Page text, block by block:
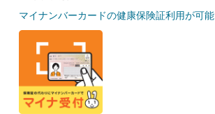
マイナンバーカードの健康保険証利用が可能